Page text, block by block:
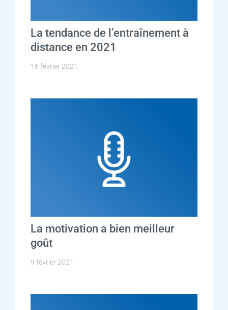
La tendance de l’entraînement à
distance en 2021
16 février 2021
La motivation a bien meilleur
goût
9 février 2021